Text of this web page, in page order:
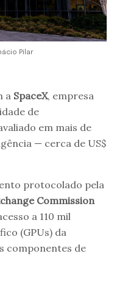
Pilar
a SpaceX, empresa
de
em mais de
— cerca de US$
protocolado pela
Commission
a 110 mil
(GPUs) da
componentes de